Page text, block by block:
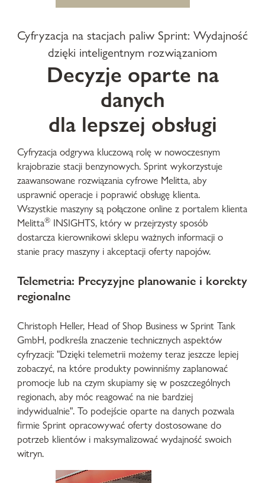
Cyfryzacja na stacjach paliw Sprint: Wydajność
dzięki inteligentnym rozwiązaniom
Decyzje oparte na
danych
dla lepszej obsługi
Cyfryzacja odgrywa kluczową rolę w nowoczesnym
krajobrazie stacji benzynowych. Sprint wykorzystuje
zaawansowane rozwiązania cyfrowe Melitta, aby
usprawnić operacje i poprawić obsługę klienta.
Wszystkie maszyny są połączone online z portalem klienta
Melitta® INSIGHTS, który w przejrzysty sposób
dostarcza kierownikowi sklepu ważnych informacji o
stanie pracy maszyny i akceptacji oferty napojów.
Telemetria: Precyzyjne planowanie i korekty
regionalne
Christoph Heller, Head of Shop Business w Sprint Tank
GmbH, podkreśla znaczenie technicznych aspektów
cyfryzacji: "Dzięki telemetrii możemy teraz jeszcze lepiej
zobaczyć, na które produkty powinniśmy zaplanować
promocje lub na czym skupiamy się w poszczególnych
regionach, aby móc reagować na nie bardziej
indywidualnie". To podejście oparte na danych pozwala
firmie Sprint opracowywać oferty dostosowane do
potrzeb klientów i maksymalizować wydajność swoich
witryn.